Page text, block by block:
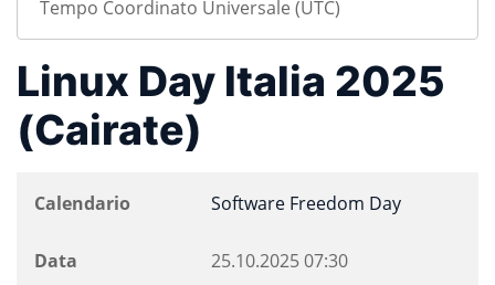
Linux Day Italia 2025
(Cairate)
Calendario Software Freedom Day
Data 25.10.202507:30